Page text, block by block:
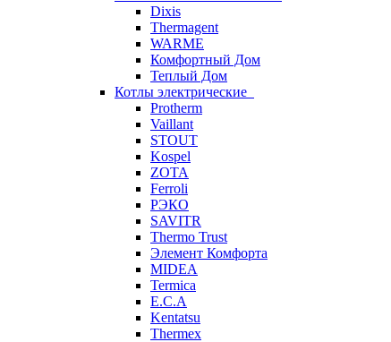
Dixis
Thermagent
WARME
Комфортный Дом
Теплый Дом
Котлы электрические
Protherm
Vaillant
STOUT
Kospel
ZOTA
Ferroli
РЭКО
SAVITR
Thermo Trust
Элемент Комфорта
MIDEA
Termica
E.C.A
Kentatsu
Thermex